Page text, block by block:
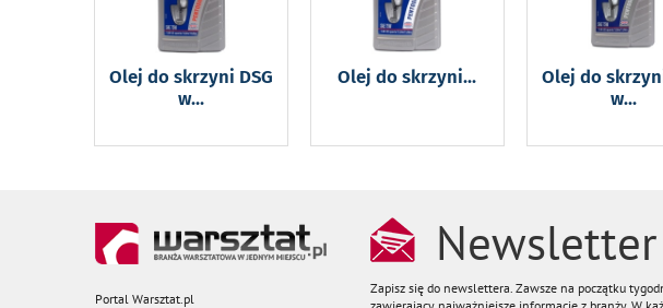
Olej do skrzyni DSG
w...
Olej do skrzyni...
Olej do
w...
Portal Warsztat.pl
Newsletter
Zapisz się do newslettera. Zawsze na początku